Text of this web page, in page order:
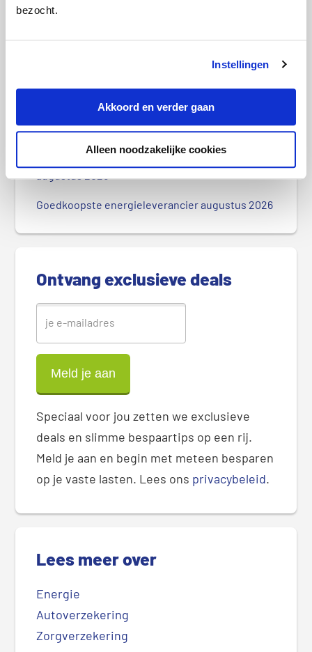
bezocht.
Instellingen
Akkoord en verder gaan
Alleen noodzakelijke cookies
Energieleverancier failliet: wat moet ik
i
a
e
d
Meest recente berichten
Goedkoopste sim only-abonnement in augustus
2026
Goedkoopste internet- en tv-abonnement in
Goedkoopste energieleverancier augustus 2026
Ontvang exclusieve deals
Speciaal voor jou zetten we exclusieve
deals en slimme bespaartips op een rij.
Meld je aan en begin met meteen besparen
op je vaste lasten. Lees ons privacybeleid.
Lees meer over
Energie
Autoverzekering
Zorgverzekering